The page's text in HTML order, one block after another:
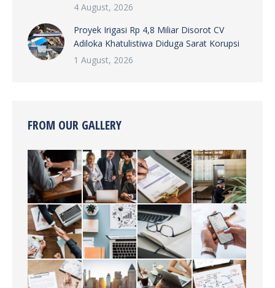
4 August, 2026
Proyek Irigasi Rp 4,8 Miliar Disorot CV
Adiloka Khatulistiwa Diduga Sarat Korupsi
1 August, 2026
FROM OUR GALLERY